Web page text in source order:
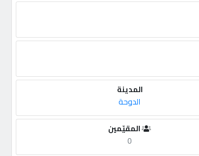
المدينة
الدوحة
المقيّمين
0